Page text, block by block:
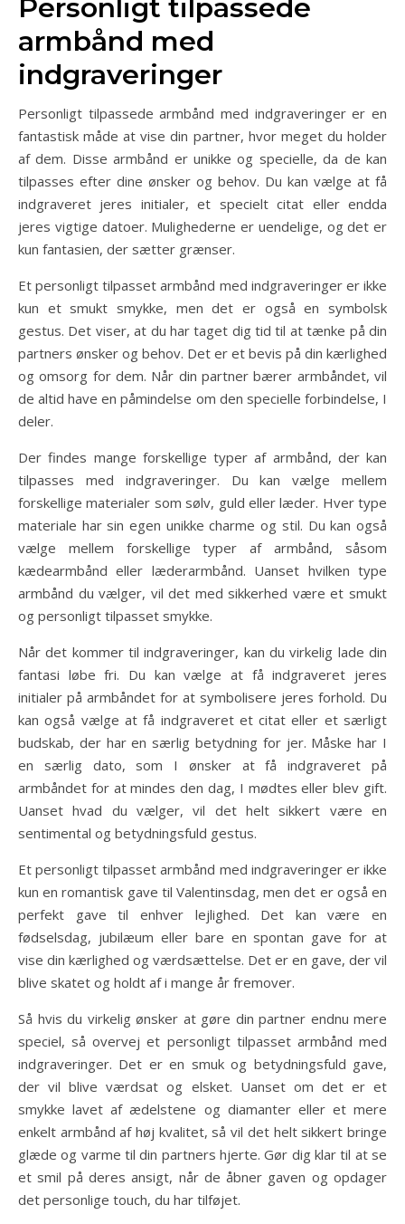
Personligt tilpassede
armbånd med
indgraveringer
Personligt tilpassede armbånd med indgraveringer er en
fantastisk måde at vise din partner, hvor meget du holder
af dem. Disse armbånd er unikke og specielle, da de kan
tilpasses efter dine ønsker og behov. Du kan vælge at få
indgraveret jeres initialer, et specielt citat eller endda
jeres vigtige datoer. Mulighederne er uendelige, og det er
kun fantasien, der sætter grænser.
Et personligt tilpasset armbånd med indgraveringer er ikke
kun et smukt smykke, men det er også en symbolsk
gestus. Det viser, at du har taget dig tid til at tænke på din
partners ønsker og behov. Det er et bevis på din kærlighed
og omsorg for dem. Når din partner bærer armbåndet, vil
de altid have en påmindelse om den specielle forbindelse, I
deler.
Der findes mange forskellige typer af armbånd, der kan
tilpasses med indgraveringer. Du kan vælge mellem
forskellige materialer som sølv, guld eller læder. Hver type
materiale har sin egen unikke charme og stil. Du kan også
vælge mellem forskellige typer af armbånd, såsom
kædearmbånd eller læderarmbånd. Uanset hvilken type
armbånd du vælger, vil det med sikkerhed være et smukt
og personligt tilpasset smykke.
Når det kommer til indgraveringer, kan du virkelig lade din
fantasi løbe fri. Du kan vælge at få indgraveret jeres
initialer på armbåndet for at symbolisere jeres forhold. Du
kan også vælge at få indgraveret et citat eller et særligt
budskab, der har en særlig betydning for jer. Måske har I
en særlig dato, som I ønsker at få indgraveret på
armbåndet for at mindes den dag, I mødtes eller blev gift.
Uanset hvad du vælger, vil det helt sikkert være en
sentimental og betydningsfuld gestus.
Et personligt tilpasset armbånd med indgraveringer er ikke
kun en romantisk gave til Valentinsdag, men det er også en
perfekt gave til enhver lejlighed. Det kan være en
fødselsdag, jubilæum eller bare en spontan gave for at
vise din kærlighed og værdsættelse. Det er en gave, der vil
blive skatet og holdt af i mange år fremover.
Så hvis du virkelig ønsker at gøre din partner endnu mere
speciel, så overvej et personligt tilpasset armbånd med
indgraveringer. Det er en smuk og betydningsfuld gave,
der vil blive værdsat og elsket. Uanset om det er et
smykke lavet af ædelstene og diamanter eller et mere
enkelt armbånd af høj kvalitet, så vil det helt sikkert bringe
glæde og varme til din partners hjerte. Gør dig klar til at se
et smil på deres ansigt, når de åbner gaven og opdager
det personlige touch, du har tilføjet.